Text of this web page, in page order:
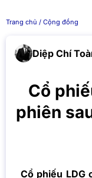
Trang chủ / Cộng đồng
Diệp Chí
Cổ
phiên
Cổ phiếu LDG